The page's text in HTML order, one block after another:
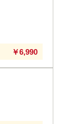
￥6,990